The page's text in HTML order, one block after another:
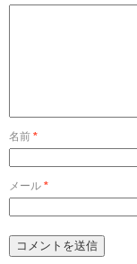
名前 *
メール *